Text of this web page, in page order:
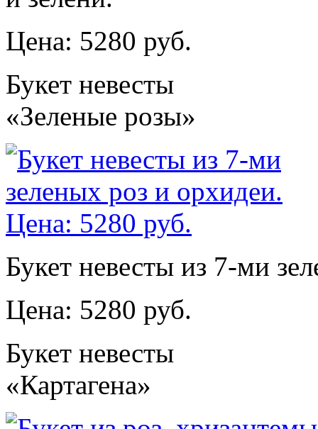
Цена: 5280 руб.
Букет невесты
«Зеленые розы»
Букет невесты из 7-ми
Цена: 5280 руб.
Букет невесты
«Картагена»